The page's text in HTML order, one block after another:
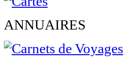
ANNUAIRES